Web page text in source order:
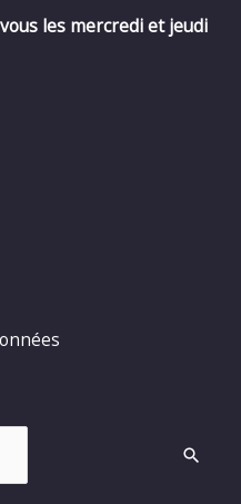
les mercredi et jeudi